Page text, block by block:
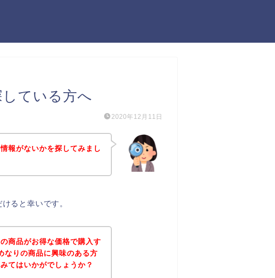
ている方へ
2020年12月11日
報がないかを探してみまし
ると幸いです。
商品がお得な価格で購入す
なりの商品に興味のある方
てはいかがでしょうか？